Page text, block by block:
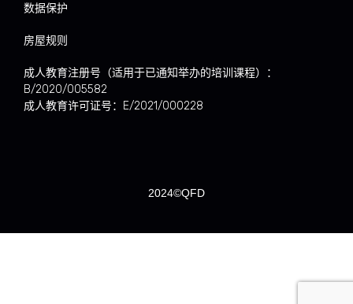
数据保护
房屋规则
成人教育注册号（适用于已通知举办的培训课程）：
B/2020/005582
成人教育许可证号：E/2021/000228
2024©QFD